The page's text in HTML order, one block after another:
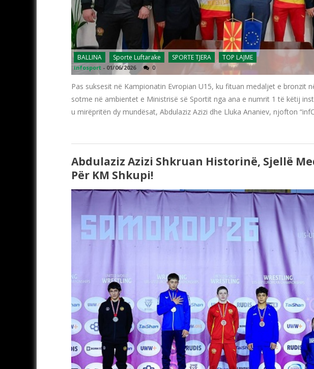
BALLINA Sporte Luftarake SPORTE TJERA TOP LAJME
infosport - 01/06/2026 0
Pas suksesit në Kampionatin Evropian U15, ku fituan medaljet e bronzit
sotme në ambientet e Ministrisë së Sportit nga ana e numrit 1 të këtij
u mirëpritën dy mundësat, Abdulaziz Azizi dhe Lluka Ananiev, njofton
Abdulaziz Azizi Shkruan Historinë, Sjellë
Për KM Shkupi!